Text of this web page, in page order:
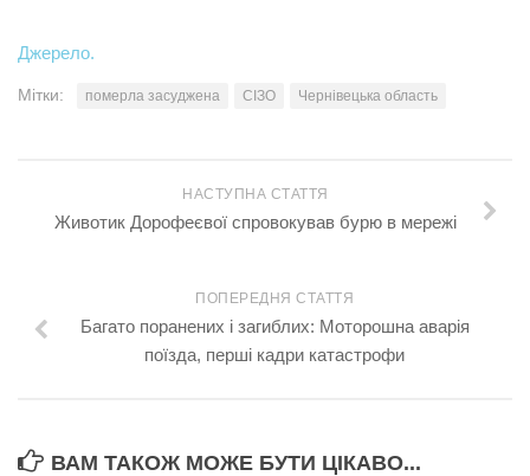
Джерело.
Мітки: померла засуджена СІЗО Чернівецька область
НАСТУПНА СТАТТЯ
Животик Дорофеєвої спровокував бурю в мережі
ПОПЕРЕДНЯ СТАТТЯ
Багато поранених і загиблих: Моторошна аварія
поїзда, перші кадри катастрофи
ВАМ ТАКОЖ МОЖЕ БУТИ ЦІКАВО...